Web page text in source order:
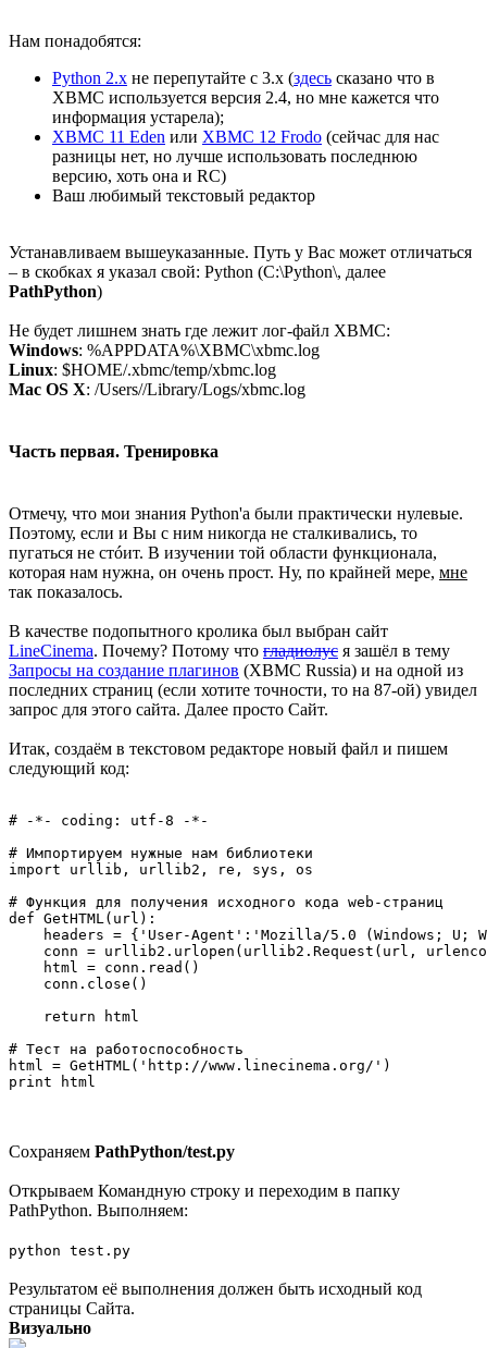
Нам понадобятся:
Python 2.x не перепутайте с 3.x (здесь сказано что в
XBMC используется версия 2.4, но мне кажется что
информация устарела);
XBMC 11 Eden или XBMC 12 Frodo (сейчас для нас
разницы нет, но лучше использовать последнюю
версию, хоть она и RC)
Ваш любимый текстовый редактор
Устанавливаем вышеуказанные. Путь у Вас может отличаться
– в скобках я указал свой: Python (C:\Python\, далее
PathPython)
Не будет лишнем знать где лежит лог-файл XBMC:
Windows: %APPDATA%\XBMC\xbmc.log
Linux: $HOME/.xbmc/temp/xbmc.log
Mac OS X: /Users//Library/Logs/xbmc.log
Часть первая. Тренировка
Отмечу, что мои знания Python'а были практически нулевые.
Поэтому, если и Вы с ним никогда не сталкивались, то
пугаться не стóит. В изучении той области функционала,
которая нам нужна, он очень прост. Ну, по крайней мере, мне
так показалось.
В качестве подопытного кролика был выбран сайт
LineCinema. Почему? Потому что гладиолус я зашёл в тему
Запросы на создание плагинов (XBMC Russia) и на одной из
последних страниц (если хотите точности, то на 87-ой) увидел
запрос для этого сайта. Далее просто Сайт.
Итак, создаём в текстовом редакторе новый файл и пишем
следующий код:
# -*- coding: utf-8 -*-
# Импортируем нужные нам библиотеки
import urllib, urllib2, re, sys, os
# Функция для получения исходного кода web-страниц
def GetHTML(url):
headers = {'User-Agent':'Mozilla/5.0 (Windows; U;
conn = urllib2.urlopen(urllib2.Request(url,
    html = conn.read()
    conn.close()
    return html
# Тест на работоспособность
html = GetHTML('http://www.linecinema.org/')
Сохраняем PathPython/test.py
Открываем Командную строку и переходим в папку
PathPython. Выполняем:
python test.py
Результатом её выполнения должен быть исходный код
страницы Сайта.
Визуально